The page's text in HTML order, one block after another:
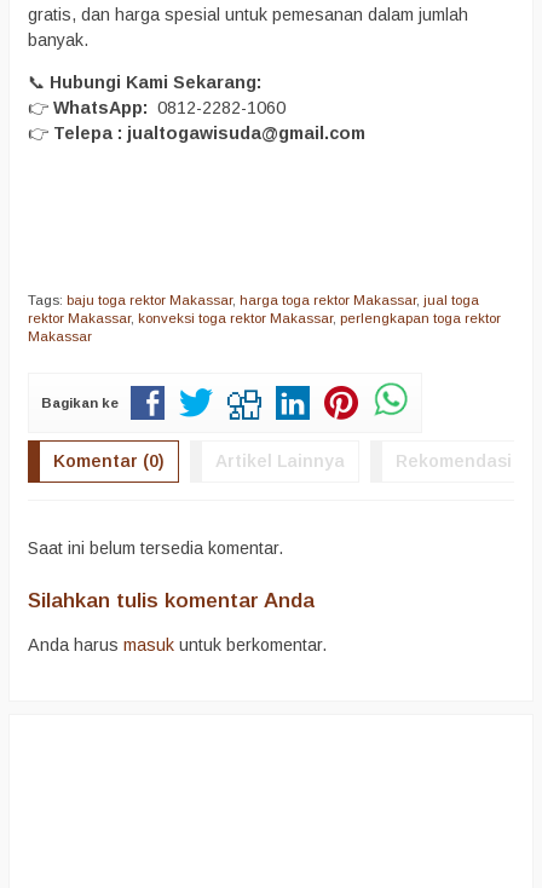
gratis, dan harga spesial untuk pemesanan dalam jumlah
banyak.
📞 Hubungi Kami Sekarang:
👉 WhatsApp: 0812-2282-1060
👉 Telepa : jualtogawisuda@gmail.com
Tags: baju toga rektor Makassar, harga toga rektor Makassar, jual toga
rektor Makassar, konveksi toga rektor Makassar, perlengkapan toga rektor
Makassar
Bagikan ke
Komentar (0) Artikel Lainnya Rekomendasi
Saat ini belum tersedia komentar.
Silahkan tulis komentar Anda
Anda harus masuk untuk berkomentar.